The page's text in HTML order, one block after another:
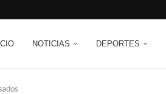
NOTICIAS DEPORTES